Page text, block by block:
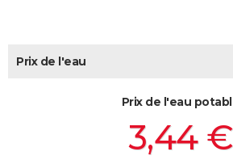
Dictionnaire
Biographies
Citations
Expressions
Proverbes
Prix de l'eau
Prix de l'eau
3,44 €